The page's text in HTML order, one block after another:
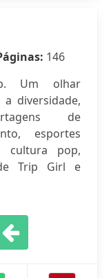
146
Um olhar
diversidade,
de
esportes
cultura pop,
Trip Girl e